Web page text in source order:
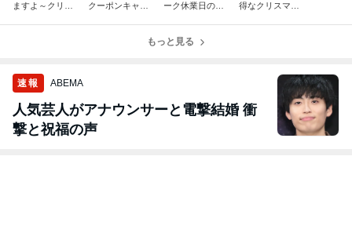
ますよ～クリス
クーポンキャン
ーク休業日のご
得なクリスマス
もっと見る
速報 ABEMA
人気芸人がアナウンサーと電撃結婚 衝
撃と祝福の声